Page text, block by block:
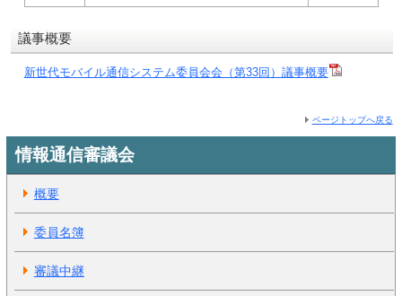
議事概要
新世代モバイル通信システム委員会会（第33回）議事概要
ページトップへ戻る
情報通信審議会
概要
委員名簿
審議中継